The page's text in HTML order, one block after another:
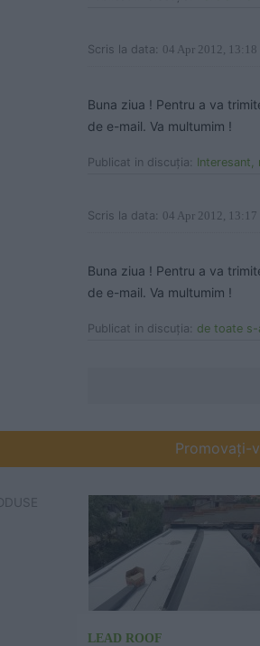
Scris la data: 04 Apr 2012, 13:18
Buna ziua ! Pentru a va
de e-mail. Va multumim !
Publicat in discuţia: Interesant,
Scris la data: 04 Apr 2012, 13:17
Buna ziua ! Pentru a va
de e-mail. Va multumim !
Publicat in discuţia: de toate s-
Promovați-
LEAD ROOF